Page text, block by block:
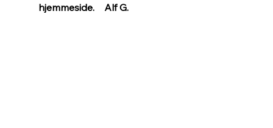
hjemmeside.    Alf G.